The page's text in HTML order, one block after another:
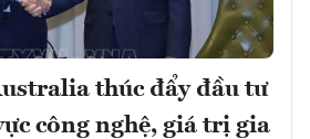
thúc đẩy đầu tư
công nghệ, giá trị gia